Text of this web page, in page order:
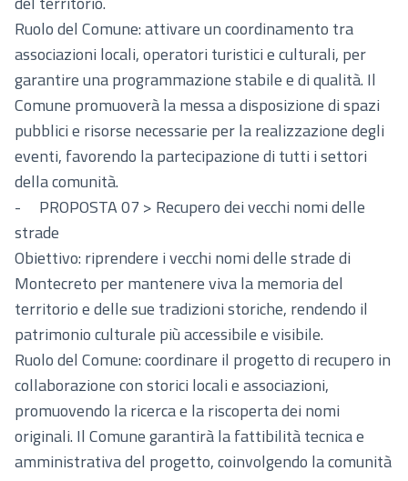
Ruolo del Comune: attivare un coordinamento tra
associazioni locali, operatori turistici e culturali, per
garantire una programmazione stabile e di qualità. Il
Comune promuoverà la messa a disposizione di spazi
pubblici e risorse necessarie per la realizzazione degli
eventi, favorendo la partecipazione di tutti i settori
della comunità.
- PROPOSTA 07 > Recupero dei vecchi nomi delle
strade
Obiettivo: riprendere i vecchi nomi delle strade di
Montecreto per mantenere viva la memoria del
territorio e delle sue tradizioni storiche, rendendo il
patrimonio culturale più accessibile e visibile.
Ruolo del Comune: coordinare il progetto di recupero in
collaborazione con storici locali e associazioni,
promuovendo la ricerca e la riscoperta dei nomi
originali. Il Comune garantirà la fattibilità tecnica e
amministrativa del progetto, coinvolgendo la comunità